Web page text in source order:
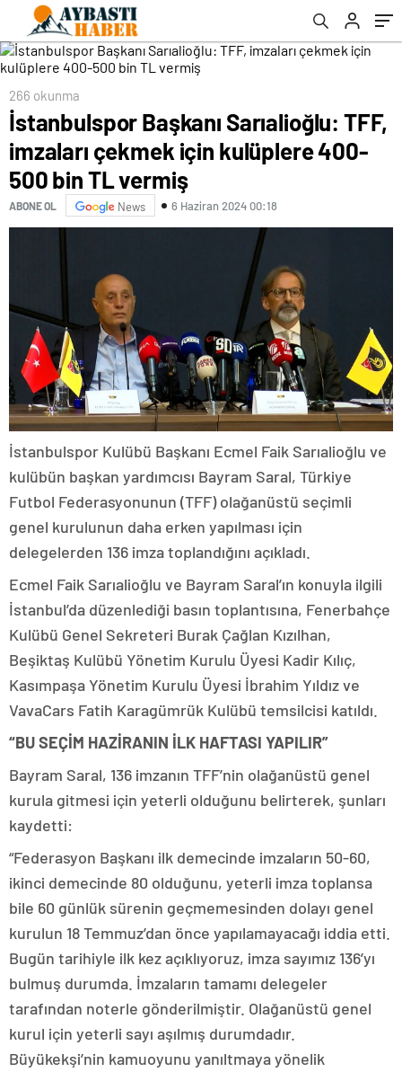
TL vermiş
266 okunma
İstanbulspor Başkanı Sarıalioğlu: TFF,
imzaları çekmek için kulüplere 400-
500 bin TL vermiş
ABONE OL News 6 Haziran 2024 00:18
İstanbulspor Kulübü Başkanı Ecmel Faik Sarıalioğlu ve
kulübün başkan yardımcısı Bayram Saral, Türkiye
Futbol Federasyonunun (TFF) olağanüstü seçimli
genel kurulunun daha erken yapılması için
delegelerden 136 imza toplandığını açıkladı.
Ecmel Faik Sarıalioğlu ve Bayram Saral’ın konuyla ilgili
İstanbul’da düzenlediği basın toplantısına, Fenerbahçe
Kulübü Genel Sekreteri Burak Çağlan Kızılhan,
Beşiktaş Kulübü Yönetim Kurulu Üyesi Kadir Kılıç,
Kasımpaşa Yönetim Kurulu Üyesi İbrahim Yıldız ve
VavaCars Fatih Karagümrük Kulübü temsilcisi katıldı.
“BU SEÇİM HAZİRANIN İLK HAFTASI YAPILIR”
Bayram Saral, 136 imzanın TFF’nin olağanüstü genel
kurula gitmesi için yeterli olduğunu belirterek, şunları
kaydetti:
“Federasyon Başkanı ilk demecinde imzaların 50-60,
ikinci demecinde 80 olduğunu, yeterli imza toplansa
bile 60 günlük sürenin geçmemesinden dolayı genel
kurulun 18 Temmuz’dan önce yapılamayacağı iddia etti.
Bugün tarihiyle ilk kez açıklıyoruz, imza sayımız 136’yı
bulmuş durumda. İmzaların tamamı delegeler
tarafından noterle gönderilmiştir. Olağanüstü genel
kurul için yeterli sayı aşılmış durumdadır.
Büyükekşi’nin kamuoyunu yanıltmaya yönelik